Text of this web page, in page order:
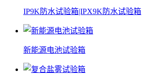
IP9K防水试验箱|IPX9K防水试验箱
新能源电池试验箱